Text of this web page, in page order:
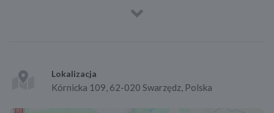
Boczne poduszki powietrzne - przód
Tempomat
Felgi aluminiowe 16
Lokalizacja
Kórnicka 109, 62-020 Swarzędz, Polska